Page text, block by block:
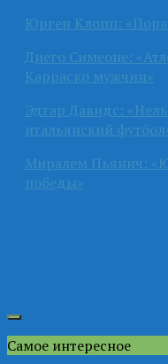
Юрген Клопп: «Пора
Диего Симеоне:
Карраско мужчин»
Эдгар Давидс:
итальянский
Миралем Пьянич:
победы»
Самое интересное